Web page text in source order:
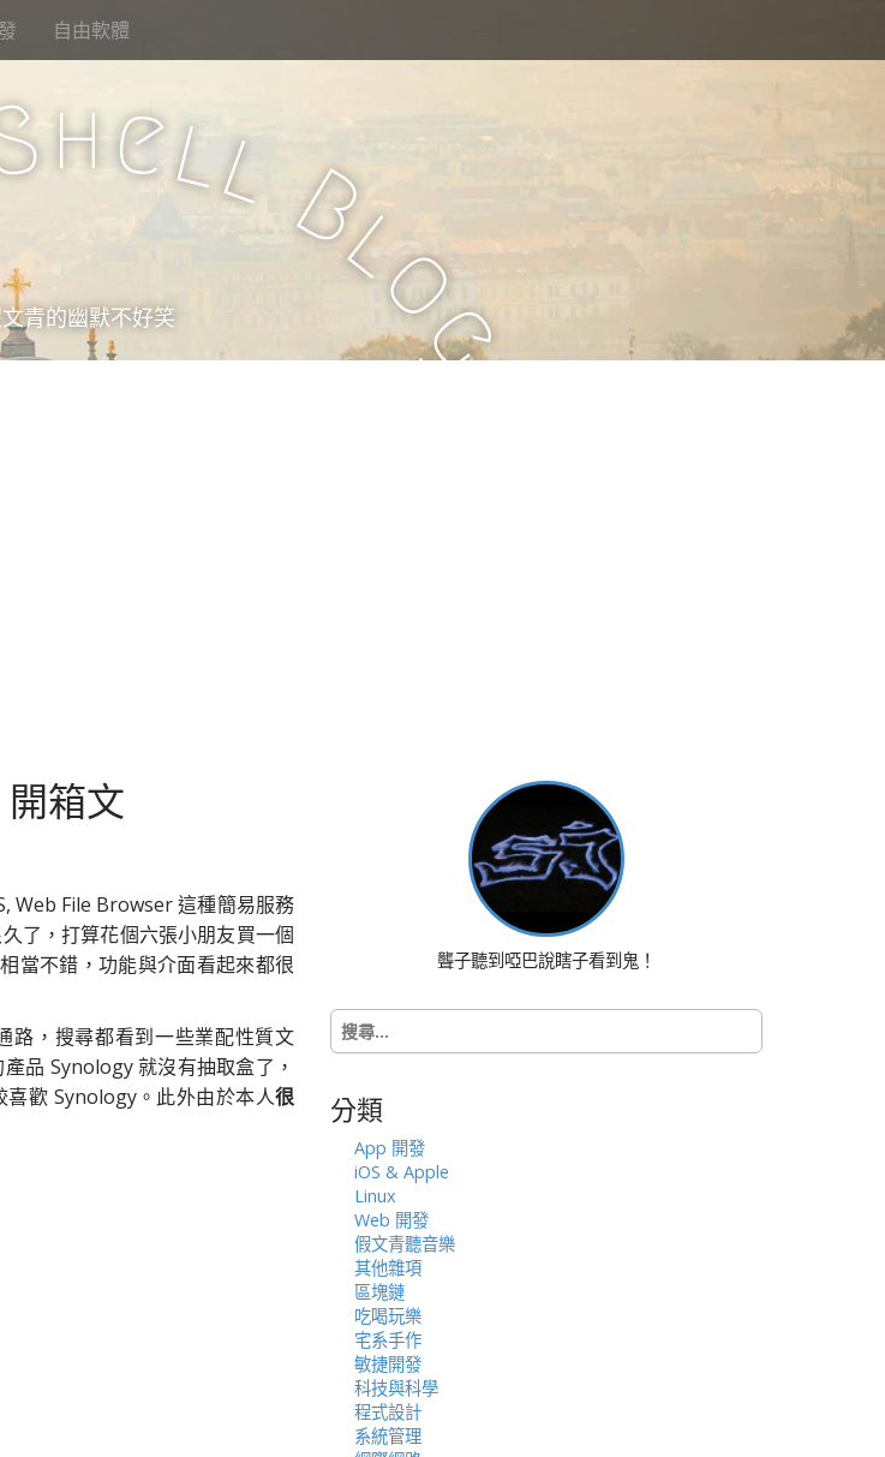
自由軟體
hell B
l
o
g
青的幽默不好笑
開箱文
Web File Browser 這種簡易服務
了，打算花個六張小朋友買一個
當不錯，功能與介面看起來都很
路，搜尋都看到一些業配性質文
品 Synology 就沒有抽取盒了，
歡 Synology。此外由於本人很
聾子聽到啞巴說瞎子看到鬼！
搜
尋
字:
分類
App 開發
iOS & Apple
Linux
Web 開發
假文青聽音樂
其他雜項
區塊鏈
吃喝玩樂
宅系手作
敏捷開發
科技與科學
程式設計
系統管理